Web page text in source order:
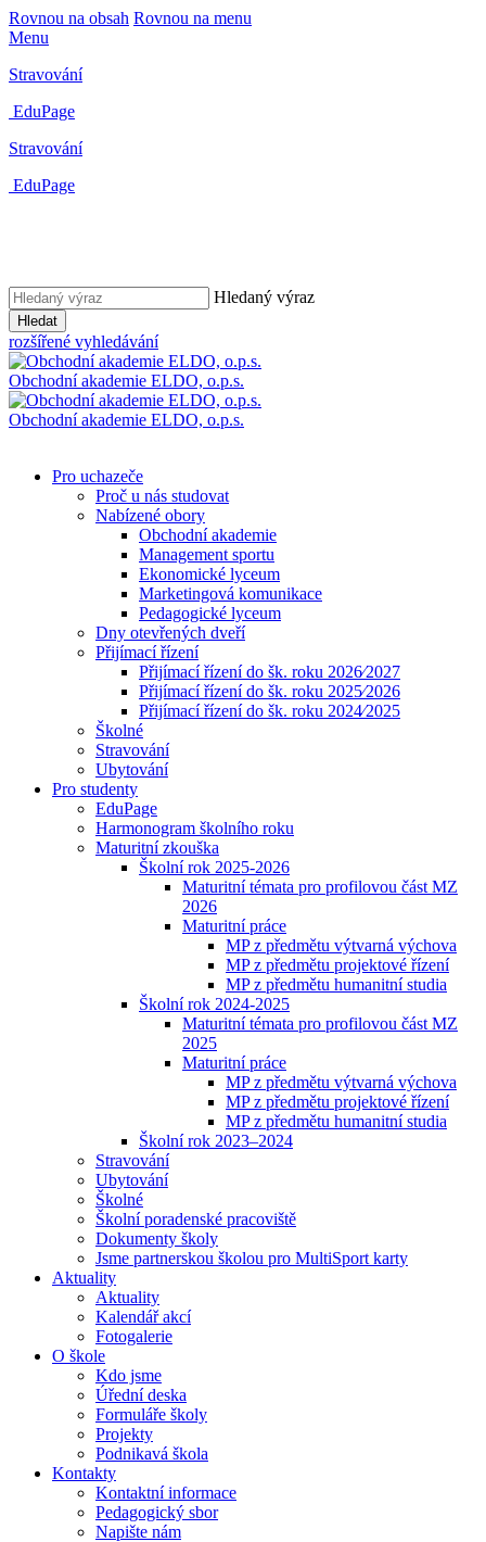
Rovnou na obsah Rovnou na menu
Menu
Stravování
EduPage
Stravování
EduPage
Hledaný výraz
Hledat
rozšířené vyhledávání
Obchodní akademie ELDO, o.p.s.
Obchodní akademie ELDO, o.p.s.
Pro uchazeče
Proč u nás studovat
Nabízené obory
Obchodní akademie
Management sportu
Ekonomické lyceum
Marketingová komunikace
Pedagogické lyceum
Dny otevřených dveří
Přijímací řízení
Přijímací řízení do šk. roku 2026⁄2027
Přijímací řízení do šk. roku 2025⁄2026
Přijímací řízení do šk. roku 2024⁄2025
Školné
Stravování
Ubytování
Pro studenty
EduPage
Harmonogram školního roku
Maturitní zkouška
Školní rok 2025-2026
Maturitní témata pro profilovou část MZ
2026
Maturitní práce
MP z předmětu výtvarná výchova
MP z předmětu projektové řízení
MP z předmětu humanitní studia
Školní rok 2024-2025
Maturitní témata pro profilovou část MZ
2025
Maturitní práce
MP z předmětu výtvarná výchova
MP z předmětu projektové řízení
MP z předmětu humanitní studia
Školní rok 2023–2024
Stravování
Ubytování
Školné
Školní poradenské pracoviště
Dokumenty školy
Jsme partnerskou školou pro MultiSport karty
Aktuality
Aktuality
Kalendář akcí
Fotogalerie
O škole
Kdo jsme
Úřední deska
Formuláře školy
Projekty
Podnikavá škola
Kontakty
Kontaktní informace
Pedagogický sbor
Napište nám